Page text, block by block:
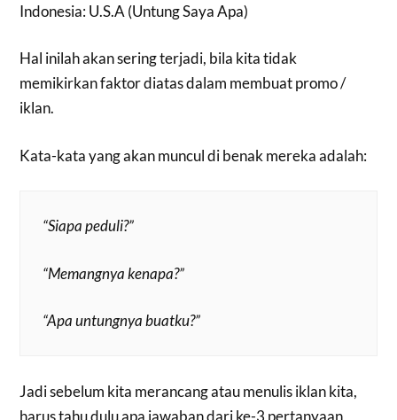
Indonesia: U.S.A (Untung Saya Apa)
Hal inilah akan sering terjadi, bila kita tidak
memikirkan faktor diatas dalam membuat promo /
iklan.
Kata-kata yang akan muncul di benak mereka adalah:
“Siapa peduli?”
“Memangnya kenapa?”
“Apa untungnya buatku?”
Jadi sebelum kita merancang atau menulis iklan kita,
harus tahu dulu apa jawaban dari ke-3 pertanyaan